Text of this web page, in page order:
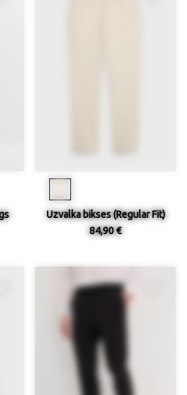
Uzvalka bikses (Regular Fit)
84,90 €